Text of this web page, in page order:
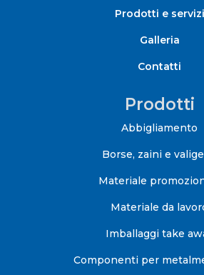
Prodotti e servizi
Galleria
Contatti
Prodotti
Abbigliamento
Borse, zaini e
Materiale
Materiale da
Imballaggi take
Componenti per